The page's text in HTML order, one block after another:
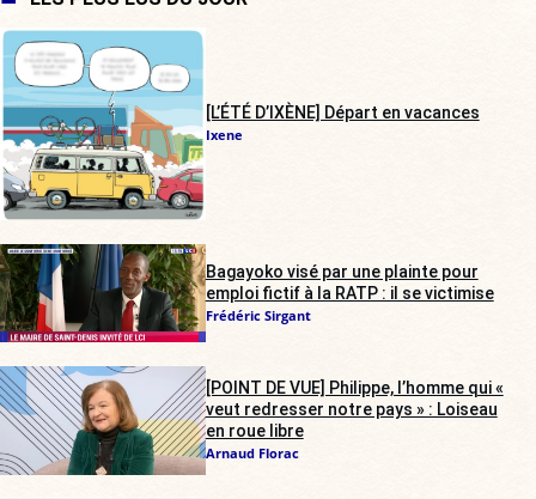
[L’ÉTÉ D’IXÈNE] Départ en vacances
Ixene
Bagayoko visé par une plainte pour
emploi fictif à la RATP : il se victimise
Frédéric Sirgant
[POINT DE VUE] Philippe, l’homme qui «
veut redresser notre pays » : Loiseau
en roue libre
Arnaud Florac